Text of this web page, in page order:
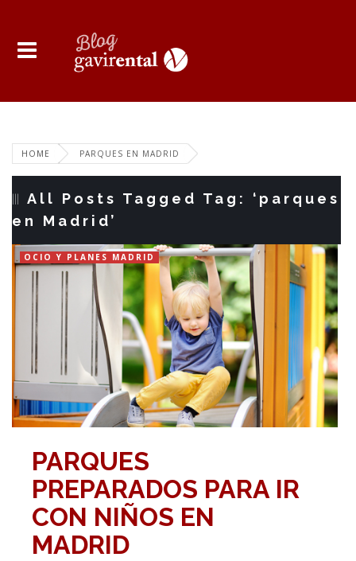
HOME PARQUES EN MADRID
All Posts Tagged Tag: ‘parques
en Madrid’
OCIO Y PLANES MADRID
PARQUES
PREPARADOS PARA IR
CON NIÑOS EN
MADRID